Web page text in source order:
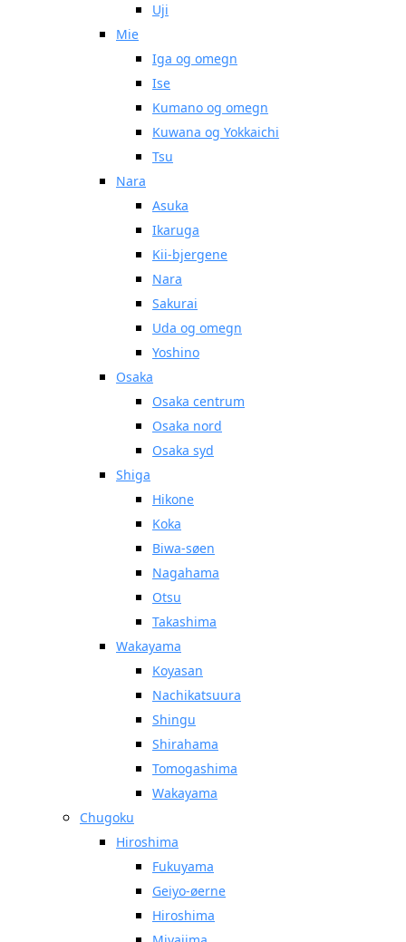
Uji
Mie
Iga og omegn
Ise
Kumano og omegn
Kuwana og Yokkaichi
Tsu
Nara
Asuka
Ikaruga
Kii-bjergene
Nara
Sakurai
Uda og omegn
Yoshino
Osaka
Osaka centrum
Osaka nord
Osaka syd
Shiga
Hikone
Koka
Biwa-søen
Nagahama
Otsu
Takashima
Wakayama
Koyasan
Nachikatsuura
Shingu
Shirahama
Tomogashima
Wakayama
Chugoku
Hiroshima
Fukuyama
Geiyo-øerne
Hiroshima